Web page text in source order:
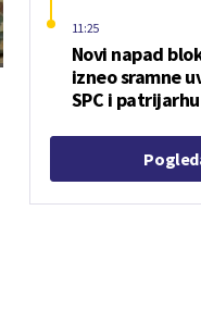
Novi napad
izneo sramne
SPC i patrijarhu
11:25